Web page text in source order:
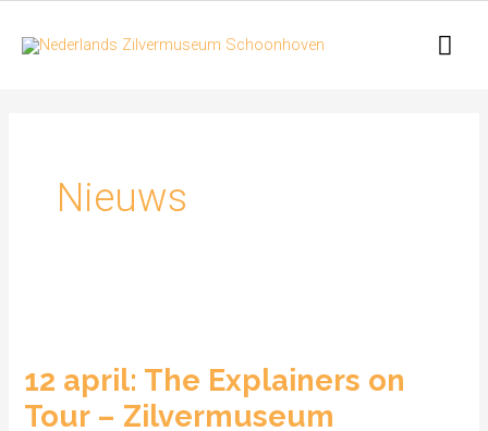
naar
Nieuws
12 april: The Explainers on
Tour – Zilvermuseum
The
Explainers